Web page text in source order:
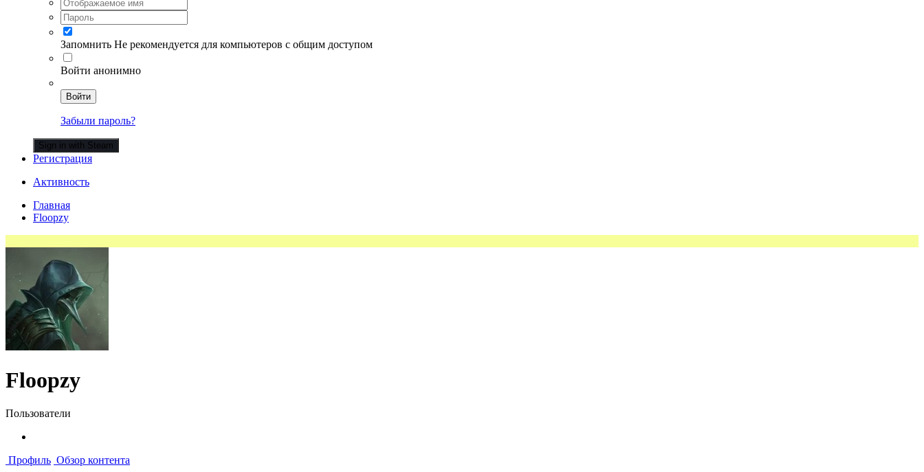
Запомнить Не рекомендуется для компьютеров с общим доступом
Войти анонимно
Войти
Забыли пароль?
Sign in with Steam
Регистрация
Активность
Главная
Floopzy
Floopzy
Пользователи
Профиль Обзор контента